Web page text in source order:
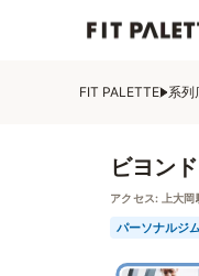
FIT PALETTE 系列
ビヨン
アクセス: 上大
パーソナルジ